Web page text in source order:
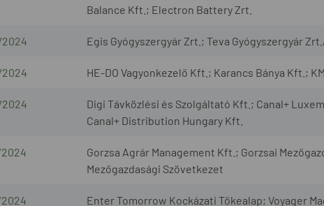
Balance Kft.; Electron Battery Zrt.
2024 Egis Gyógyszergyár Zrt.; Teva Gyógyszergyár
2024 HE-DO Vagyonkezelő Kft.; Karancs Bánya Kft.;
2024
Digi Távközlési és Szolgáltató Kft.; Canal+
Canal+ Distribution Hungary Kft.
Gorzsa Agrár Management Kft.; Gorzsai
Mezőgazdasági Szövetkezet
Enter Tomorrow Kockázati Tőkealap; Voyager